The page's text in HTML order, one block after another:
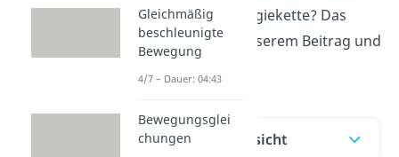
was ist eine Energiekette? Das
erfährst du in unserem Beitrag und
Inhaltsübersicht
Gleichmäßig
beschleunigte
Bewegung
4/7 – Dauer: 04:43
Bewegungsglei
chungen